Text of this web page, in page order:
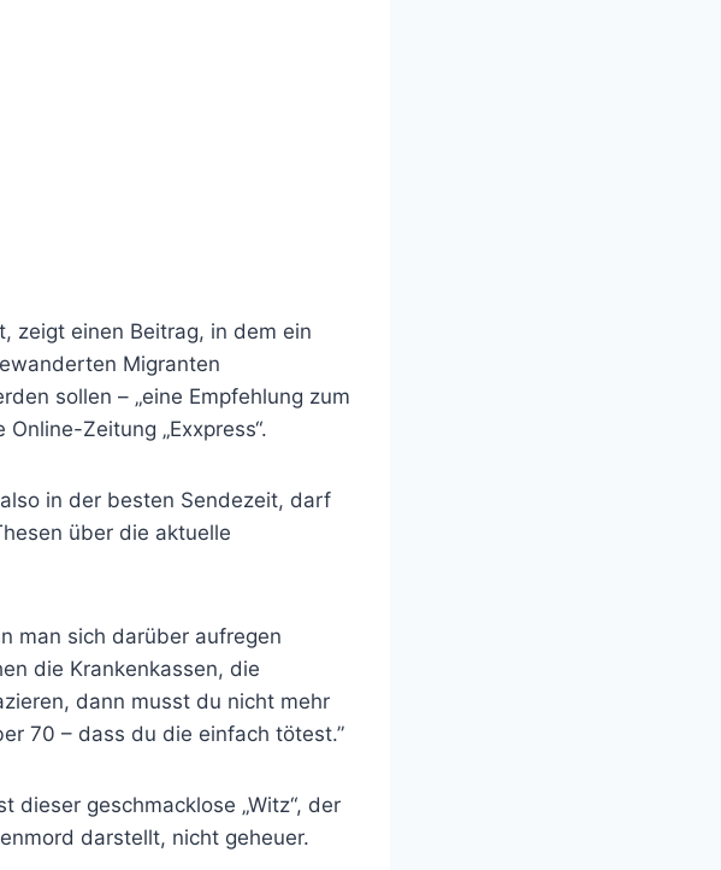
zeigt einen Beitrag, in dem ein
Migranten
sollen – „eine Empfehlung zum
Zeitung „Exxpress“.
in der besten Sendezeit, darf
über die aktuelle
man sich darüber aufregen
die Krankenkassen, die
dann musst du nicht mehr
70 – dass du die einfach tötest.”
dieser geschmacklose „Witz“, der
darstellt, nicht geheuer.